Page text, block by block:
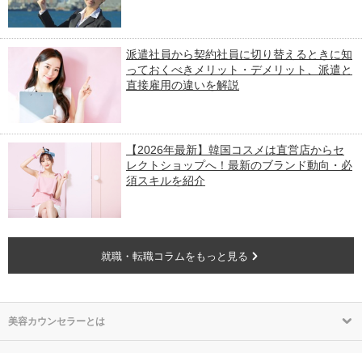
派遣社員から契約社員に切り替えるときに知
っておくべきメリット・デメリット、派遣と
直接雇用の違いを解説
【2026年最新】韓国コスメは直営店からセ
レクトショップへ！最新のブランド動向・必
須スキルを紹介
就職・転職コラムをもっと見る
美容カウンセラーとは